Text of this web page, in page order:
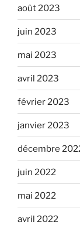
août 2023
juin 2023
mai 2023
avril 2023
février 2023
janvier 2023
décembre
juin 2022
mai 2022
avril 2022